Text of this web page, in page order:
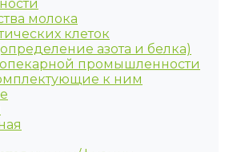
молока
клеток
азота и белка)
промышленности
к ним